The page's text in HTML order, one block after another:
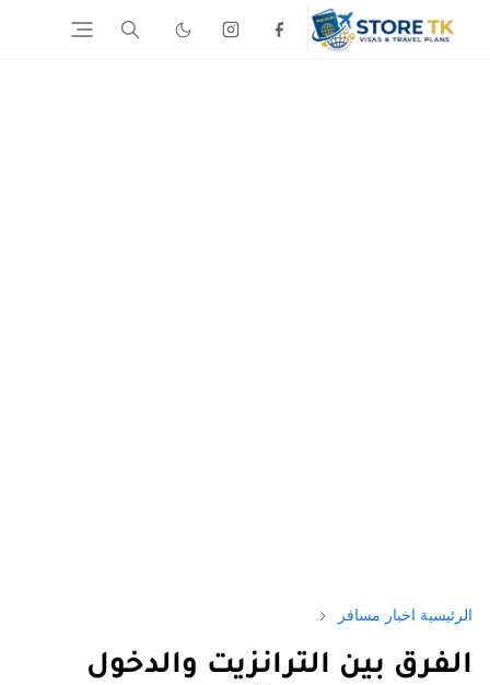
الرئيسية اخبار مسافر
الفرق بين الترانزيت والدخول